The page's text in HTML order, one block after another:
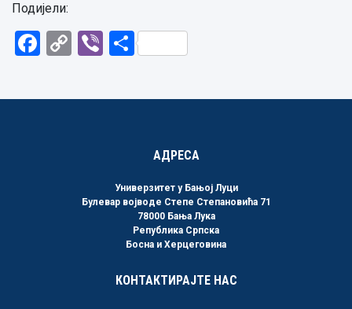
Подијели:
Facebook
CopyViberShare
АДРЕСА
Универзитет у Бањој Луци
Булевар војводе Степе Степановића 71
78000 Бања Лука
Република Српска
Босна и Херцеговина
КОНТАКТИРАЈТЕ НАС